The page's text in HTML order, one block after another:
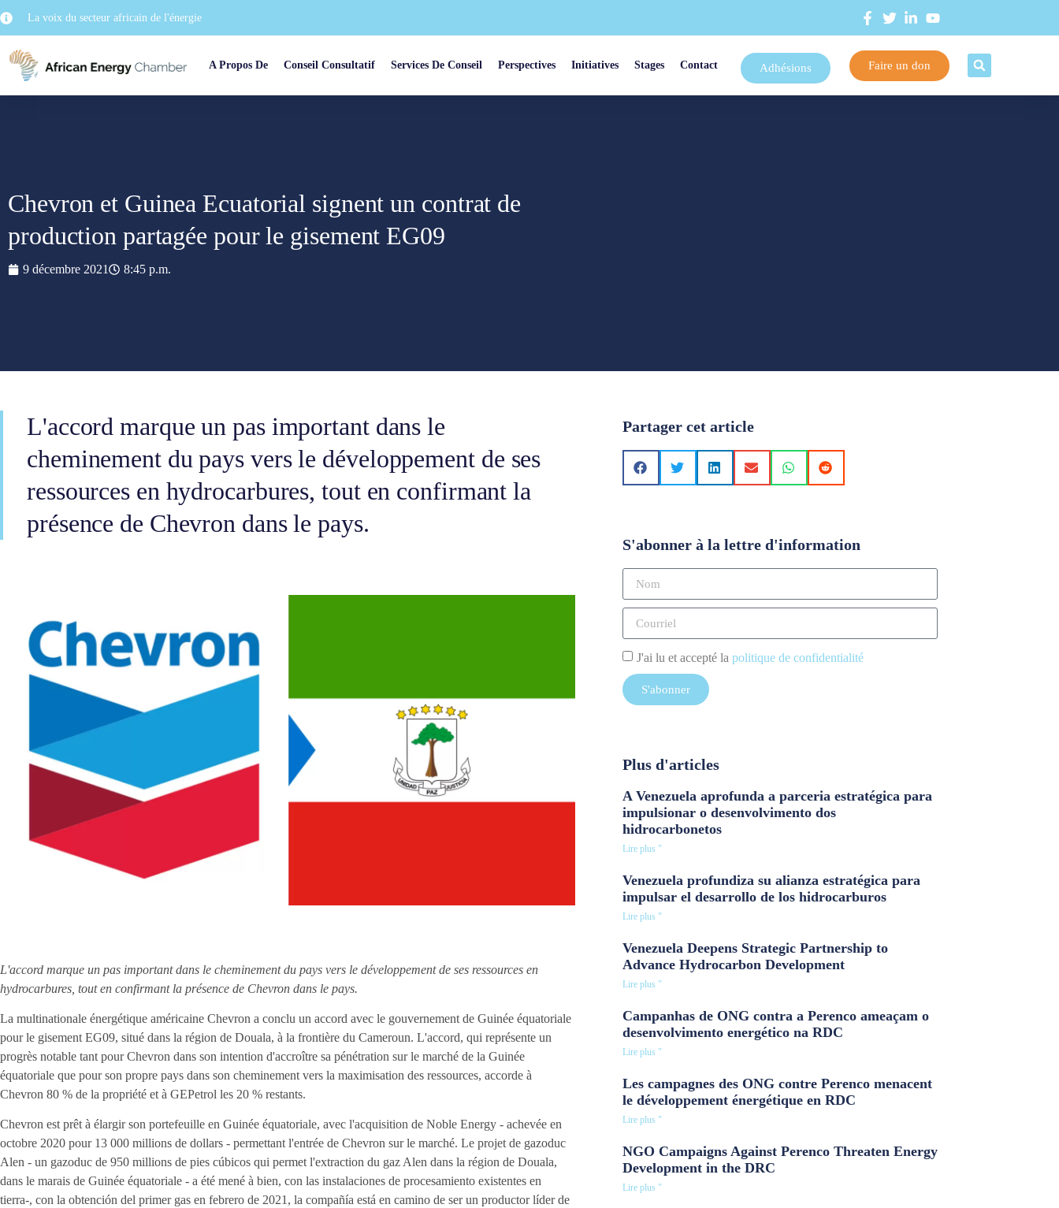
La voix du secteur africain de l'énergie
A Propos De Conseil Consultatif Services De Conseil Perspectives Initiatives Stages Contact Adhésions Faire un don
Chevron et Guinea Ecuatorial signent un contrat de
production partagée pour le gisement EG09
9 décembre 2021 8:45 p.m.
L'accord marque un pas important dans le
cheminement du pays vers le développement de ses
ressources en hydrocarbures, tout en confirmant la
présence de Chevron dans le pays.
L'accord marque un pas important dans le cheminement du pays vers le développement de ses ressources en
hydrocarbures, tout en confirmant la présence de Chevron dans le pays.
La multinationale énergétique américaine Chevron a conclu un accord avec le gouvernement de Guinée équatoriale
pour le gisement EG09, situé dans la région de Douala, à la frontière du Cameroun. L'accord, qui représente un
progrès notable tant pour Chevron dans son intention d'accroître sa pénétration sur le marché de la Guinée
équatoriale que pour son propre pays dans son cheminement vers la maximisation des ressources, accorde à
Chevron 80 % de la propriété et à GEPetrol les 20 % restants.
Chevron est prêt à élargir son portefeuille en Guinée équatoriale, avec l'acquisition de Noble Energy - achevée en
octobre 2020 pour 13 000 millions de dollars - permettant l'entrée de Chevron sur le marché. Le projet de gazoduc
Alen - un gazoduc de 950 millions de pies cúbicos qui permet l'extraction du gaz Alen dans la région de Douala,
dans le marais de Guinée équatoriale - a été mené à bien, con las instalaciones de procesamiento existentes en
tierra-, con la obtención del primer gas en febrero de 2021, la compañía está en camino de ser un productor líder de
Partager cet article
S'abonner à la lettre d'information
J'ai lu et accepté la politique de confidentialité
S'abonner
Plus d'articles
A Venezuela aprofunda a parceria estratégica para
impulsionar o desenvolvimento dos
hidrocarbonetos
Lire plus "
Venezuela profundiza su alianza estratégica para
impulsar el desarrollo de los hidrocarburos
Lire plus "
Venezuela Deepens Strategic Partnership to
Advance Hydrocarbon Development
Lire plus "
Campanhas de ONG contra a Perenco ameaçam o
desenvolvimento energético na RDC
Lire plus "
Les campagnes des ONG contre Perenco menacent
le développement énergétique en RDC
Lire plus "
NGO Campaigns Against Perenco Threaten Energy
Development in the DRC
Lire plus "